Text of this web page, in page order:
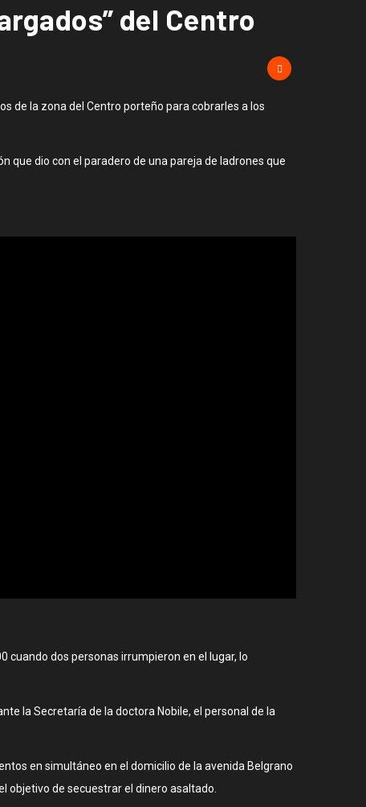
del Centro
de la zona del Centro porteño para cobrarles a los
que dio con el paradero de una pareja de ladrones que
cuando dos personas irrumpieron en el lugar, lo
la Secretaría de la doctora Nobile, el personal de la
en simultáneo en el domicilio de la avenida Belgrano
objetivo de secuestrar el dinero asaltado.